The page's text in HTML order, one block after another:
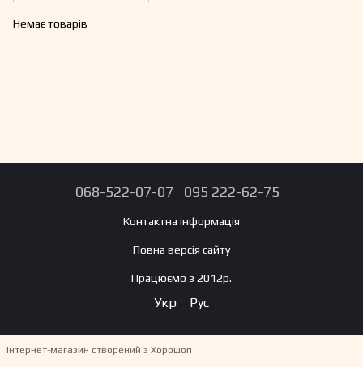
Немає товарів
068-522-07-07 095 222-62-75
Контактна інформація
Повна версія сайту
Працюємо з 2012р.
Укр Рус
Інтернет-магазин створений з Хорошоп